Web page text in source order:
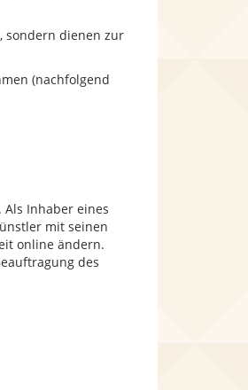
sondern dienen zur
(nachfolgend
Inhaber eines
mit seinen
online ändern.
des